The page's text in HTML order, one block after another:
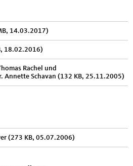
14.03.2017)
18.02.2016)
Rachel und
Annette Schavan (132 KB, 25.11.2005)
(273 KB, 05.07.2006)